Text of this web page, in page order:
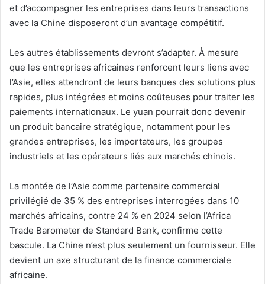
et d’accompagner les entreprises dans leurs transactions
avec la Chine disposeront d’un avantage compétitif.
Les autres établissements devront s’adapter. À mesure
que les entreprises africaines renforcent leurs liens avec
l’Asie, elles attendront de leurs banques des solutions plus
rapides, plus intégrées et moins coûteuses pour traiter les
paiements internationaux. Le yuan pourrait donc devenir
un produit bancaire stratégique, notamment pour les
grandes entreprises, les importateurs, les groupes
industriels et les opérateurs liés aux marchés chinois.
La montée de l’Asie comme partenaire commercial
privilégié de 35 % des entreprises interrogées dans 10
marchés africains, contre 24 % en 2024 selon l’Africa
Trade Barometer de Standard Bank, confirme cette
bascule. La Chine n’est plus seulement un fournisseur. Elle
devient un axe structurant de la finance commerciale
africaine.